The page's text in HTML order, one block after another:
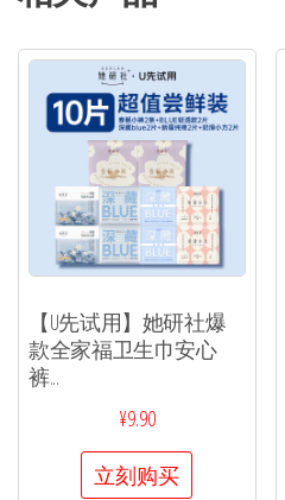
【U先试用】她研社爆
款全家福卫生巾安心
裤...
¥9.90
立刻购买